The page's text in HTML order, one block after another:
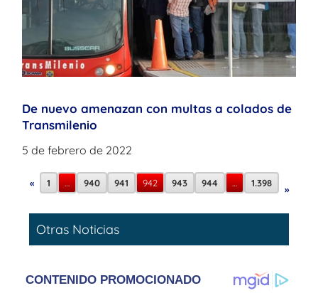
De nuevo amenazan con multas a colados de
Transmilenio
5 de febrero de 2022
« 1 … 940 941 942 943 944 … 1.398
»
Otras Noticias